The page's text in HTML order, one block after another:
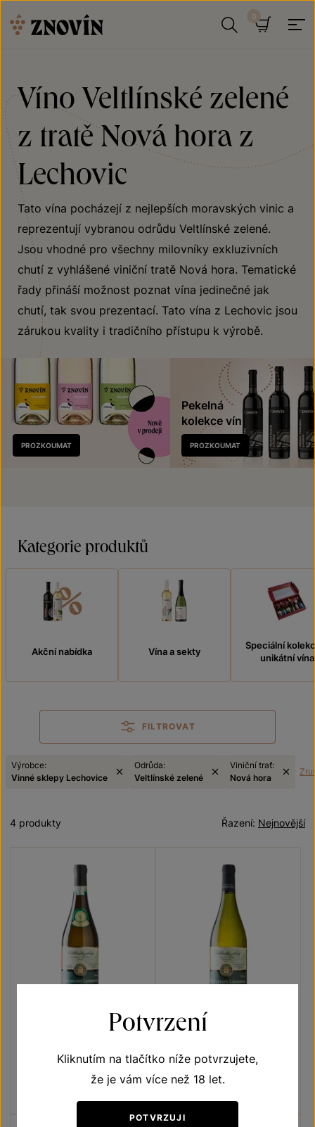
Víno Veltlínské zelené
z tratě Nová hora z
Lechovic
Tato vína pocházejí z nejlepších moravských vinic a
reprezentují vybranou odrůdu Veltlínské zelené.
Jsou vhodné pro všechny milovníky exkluzivních
chutí z vyhlášené viniční tratě Nová hora. Tematické
řady přináší možnost poznat vína jedinečné jak
chutí, tak svou prezentací. Tato vína z Lechovic jsou
zárukou kvality i tradičního přístupu k výrobě.
Nově
v prodeji
PROZKOUMAT
Pekelná
kolekce vín
PROZKOUMAT
Kategorie produktů
Akční nabídka Vína a sekty
Speciální
unikátní vína
FILTROVAT
Výrobce:
Vinné sklepy Lechovice
Odrůda:
Veltlínské zelené
Viniční trať:
Nová hora
Nejnovější
Řazení:
4 produkty
Veltlínské zelené
Přívlastková vína z VS
Lechovice
Šarže 2497
190Kč
Veltlínské zelené
Přívlastková vína z VS
Lechovice
pozdní sběr 2024
Šarže 2435
170Kč
Potvrzení
Kliknutím na tlačítko níže potvrzujete,
že je vám více než 18 let.
POTVRZUJI